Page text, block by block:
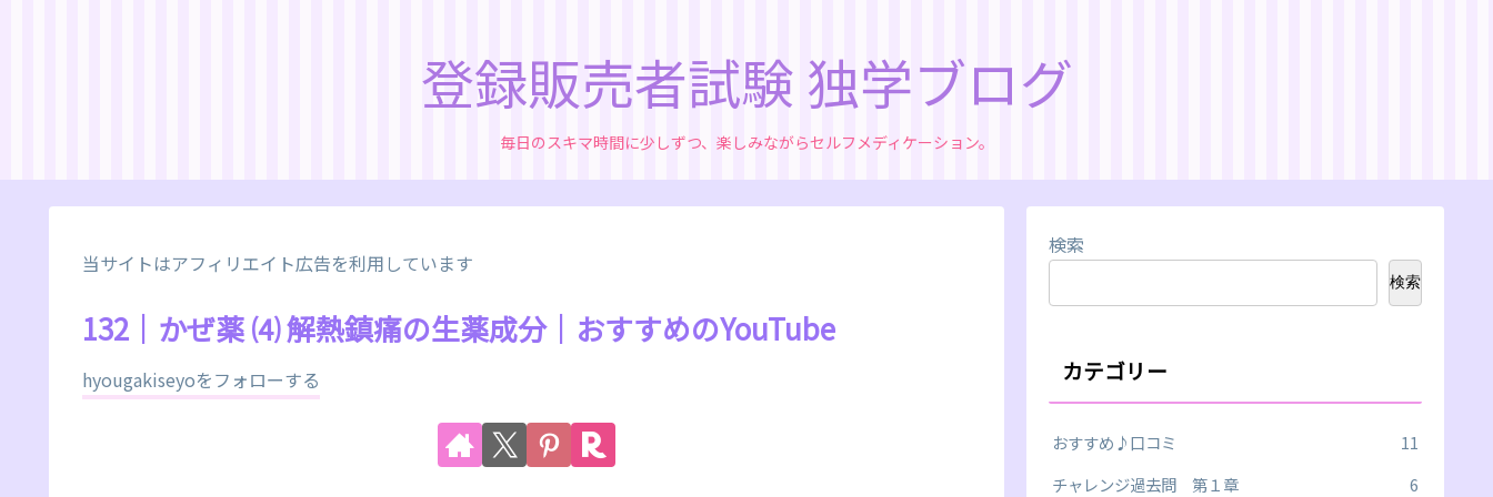
登録販売者試験 独学ブログ
毎日のスキマ時間に少しずつ、楽しみながらセルフメディケーション。
当サイトはアフィリエイト広告を利用しています
132｜かぜ薬 ⑷ 解熱鎮痛の生薬成分｜おすすめのYouTube
hyougakiseyoをフォローする
検索
検索
カテゴリー
おすすめ♪口コミ
11
チャレンジ過去問 第１章
6